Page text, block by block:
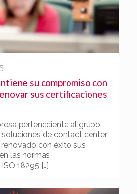
su compromiso con
sus certificaciones
perteneciente al grupo
soluciones de contact center
renovado con éxito sus
las normas
18295 […]